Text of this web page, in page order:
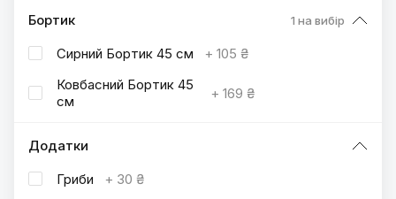
Бортик 1 на вибір
Сирний Бортик 45 см + 105 ₴
Ковбасний Бортик 45
см
+ 169 ₴
Додатки
Гриби
+ 30 ₴